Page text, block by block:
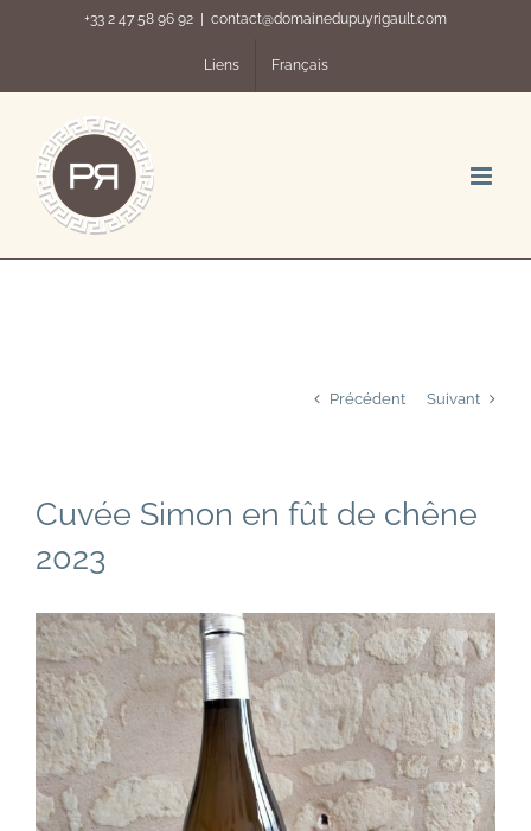
+33 2 47 58 96 92 contact@domainedupuyrigault.com
Liens Français
Précédent Suivant
Cuvée Simon en fût de chêne
2023
Voir
l'image
agrandie